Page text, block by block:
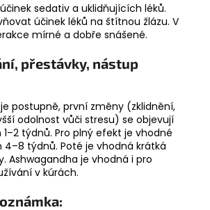
sedativ a uklidňujících léků.
účinek léků na štítnou žlázu. V
mírné a dobře snášené.
přestávky, nástup
postupně, první změny (zklidnění,
odolnost vůči stresu) se objevují
týdnů. Pro plný efekt je vhodné
4–8 týdnů. Poté je vhodná krátká
Ashwagandha je vhodná i pro
v kúrách.